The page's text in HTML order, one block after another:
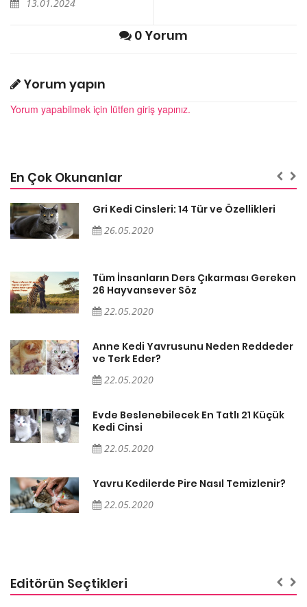
13.01.2024
0 Yorum
Yorum yapın
Yorum yapabilmek için lütfen giriş yapınız.
En Çok Okunanlar
Gri Kedi Cinsleri: 14 Tür ve Özellikleri
26.05.2020
Tüm İnsanların Ders Çıkarması Gereken
26 Hayvansever Söz
22.05.2020
Anne Kedi Yavrusunu Neden Reddeder
ve Terk Eder?
22.05.2020
Evde Beslenebilecek En Tatlı 21 Küçük
Kedi Cinsi
22.05.2020
Yavru Kedilerde Pire Nasıl Temizlenir?
22.05.2020
Editörün Seçtikleri